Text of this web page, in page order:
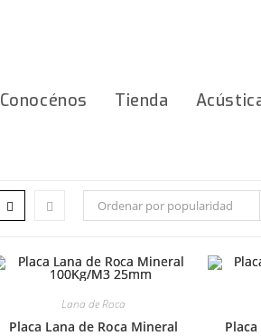
Conocénos Tienda
Ordenar por popularidad
Lana de Roca
Placa Lana de Roca Mineral